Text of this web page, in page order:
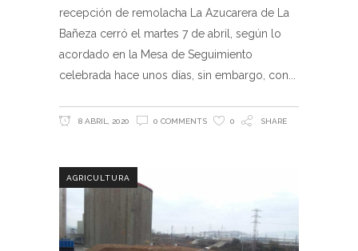
recepción de remolacha La Azucarera de La
Bañeza cerró el martes 7 de abril, según lo
acordado en la Mesa de Seguimiento
celebrada hace unos días, sin embargo, con
8 ABRIL, 2020 0 COMMENTS 0 SHARE
AGRICULTURA